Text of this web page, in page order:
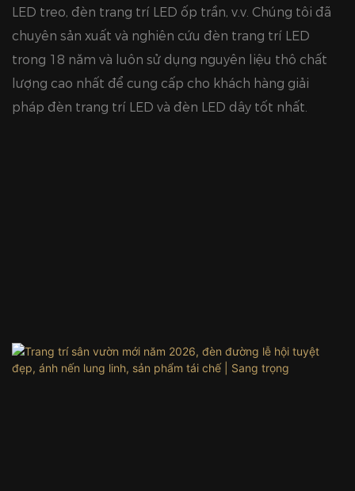
LED treo, đèn trang trí LED ốp trần, v.v. Chúng tôi đã
chuyên sản xuất và nghiên cứu đèn trang trí LED
trong 18 năm và luôn sử dụng nguyên liệu thô chất
lượng cao nhất để cung cấp cho khách hàng giải
pháp đèn trang trí LED và đèn LED dây tốt nhất.